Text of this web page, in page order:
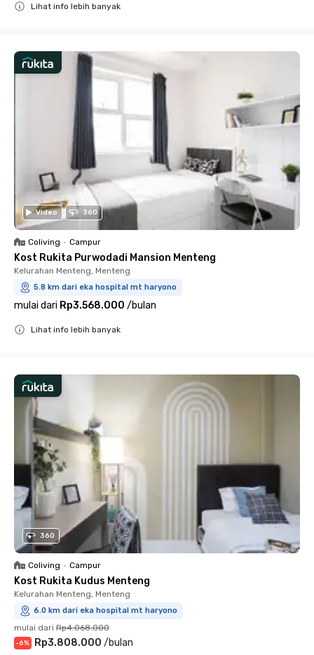
Lihat info lebih banyak
Video 360
Coliving • Campur
Kost Rukita Purwodadi Mansion Menteng
Kelurahan Menteng, Menteng
5.8 km dari eka hospital mt haryono
mulai dari Rp3.568.000 /bulan
Lihat info lebih banyak
360
Coliving • Campur
Kost Rukita Kudus Menteng
Kelurahan Menteng, Menteng
6.0 km dari eka hospital mt haryono
mulai dari Rp4.068.000
-6% Rp3.808.000 /bulan